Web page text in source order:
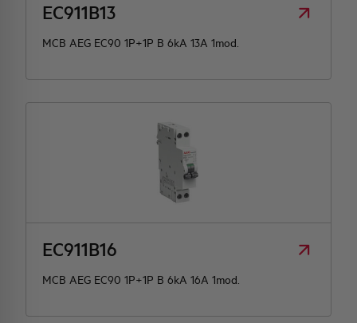
EC911B13
MCB AEG EC90 1P+1P B 6kA 13A 1mod.
EC911B16
MCB AEG EC90 1P+1P B 6kA 16A 1mod.